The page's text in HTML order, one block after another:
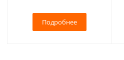
Подробнее